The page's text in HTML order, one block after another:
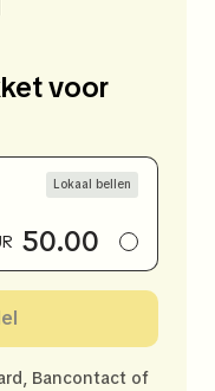
voor
Lokaal bellen
50.00
Bancontact of